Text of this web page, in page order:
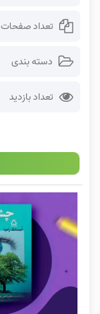
تعداد صفحات
دسته بندی
تعداد بازدید